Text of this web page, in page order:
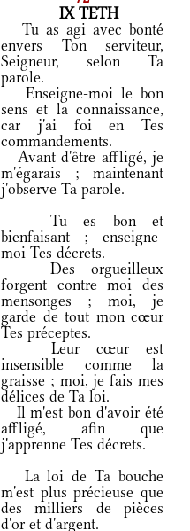
IX TETH
Tu as agi avec bonté
envers Ton serviteur,
Seigneur, selon Ta
parole.
Enseigne-moi le bon
sens et la connaissance,
car j'ai foi en Tes
commandements.
Avant d'être affligé, je
m'égarais ; maintenant
j'observe Ta parole.
Tu es bon et
bienfaisant ; enseigne-
moi Tes décrets.
Des orgueilleux
forgent contre moi des
mensonges ; moi, je
garde de tout mon cœur
Tes préceptes.
Leur cœur est
insensible comme la
graisse ; moi, je fais mes
délices de Ta loi.
Il m'est bon d'avoir été
affligé, afin que
j'apprenne Tes décrets.
La loi de Ta bouche
m'est plus précieuse que
des milliers de pièces
d'or et d'argent.